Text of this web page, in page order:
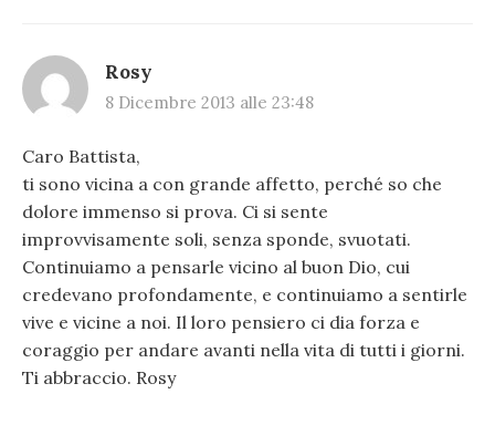
Rosy
8 Dicembre 2013 alle 23:48
Caro Battista,
ti sono vicina a con grande affetto, perché so che
dolore immenso si prova. Ci si sente
improvvisamente soli, senza sponde, svuotati.
Continuiamo a pensarle vicino al buon Dio, cui
credevano profondamente, e continuiamo a sentirle
vive e vicine a noi. Il loro pensiero ci dia forza e
coraggio per andare avanti nella vita di tutti i giorni.
Ti abbraccio. Rosy